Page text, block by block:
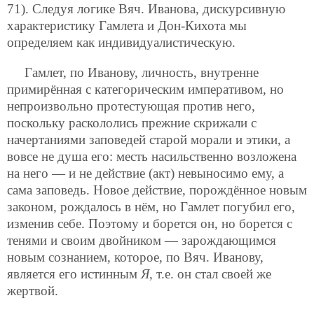
71). Следуя логике Вяч. Иванова, дискурсивную
характеристику Гамлета и Дон-Кихота мы
определяем как индивидуалистическую.
Гамлет, по Иванову, личность, внутренне
примирённая с категорическим императивом, но
непроизвольно протестующая против него,
поскольку раскололись прежние скрижали с
начертаниями заповедей старой морали и этики, а
вовсе не душа его: месть насильственно возложена
на него — и не действие (акт) невыносимо ему, а
сама заповедь. Новое действие, порождённое новым
законом, рождалось в нём, но Гамлет погубил его,
изменив себе. Поэтому и борется он, но борется с
тенями и своим двойником — зарождающимся
новым сознанием, которое, по Вяч. Иванову,
является его истинным Я, т.е. он стал своей же
жертвой.